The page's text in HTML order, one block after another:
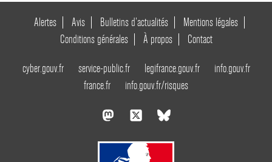
Alertes Avis Bulletins d’actualités
Mentions légales
Conditions générales
À propos Contact
cyber.gouv.fr service-public.fr legifrance.gouv.fr
info.gouv.fr
france.fr
info.gouv.fr/risques